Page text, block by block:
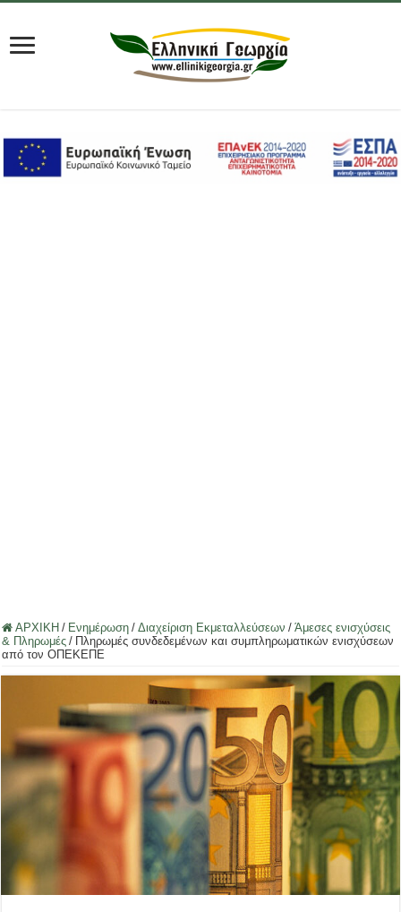
ΑΡΧΙΚΗ / Ενημέρωση / Διαχείριση Εκμεταλλεύσεων / Άμεσες ενισχύσεις
& Πληρωμές / Πληρωμές συνδεδεμένων και συμπληρωματικών ενισχύσεων
από τον ΟΠΕΚΕΠΕ